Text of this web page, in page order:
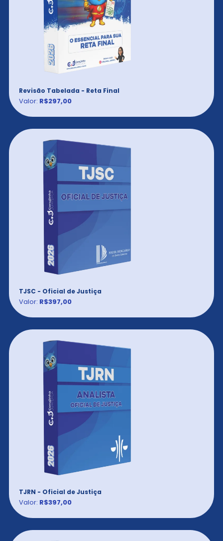
Revisão Tabelada - Reta Final
Valor: R$297,00
TJSC - Oficial de Justiça
Valor: R$397,00
TJRN - Oficial de Justiça
Valor: R$397,00